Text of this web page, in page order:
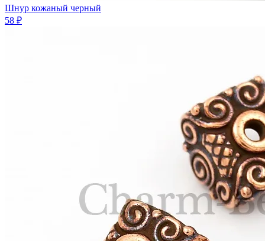
Шнур кожаный черный
58 ₽